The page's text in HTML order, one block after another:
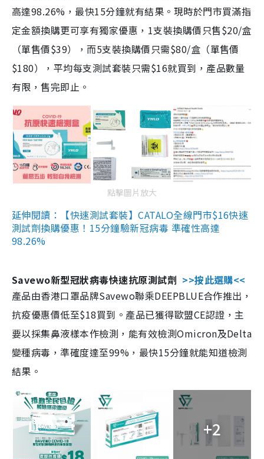
高達98.26%，最快15分鐘就有結果。現時於門市買滿指
定金額換購更可享有獨家優惠，1支裝換購價只售$20/盒
（單售價$39），而5支裝換購價只需$80/盒（單售價
$180），平均每支測試套裝只需$16就買到，產品數量
有限，售完即止。
點擊圖片放大
延伸閱讀：【快速測試套裝】CATALO全線門市$16快速
測試劑換購優惠！15分鐘驗新冠病毒 準確性高達
98.26%
Savewo新型冠狀病毒快速抗原測試劑 >>按此選購<<
產品由香港口罩品牌Savewo聯乘DEEPBLUE合作推出，
抗疫優惠價低至$18買到。產品已獲得歐盟CE認證，主
要以採集鼻液樣本作檢測，能有效檢測Omicron及Delta
變種病毒，準確度達至99%，最快15分鐘就能知道檢測
結果。
+2